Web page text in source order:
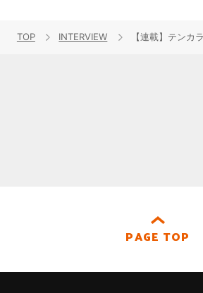
TOP INTERVIEW
PAGE TOP